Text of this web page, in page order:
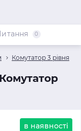
Комутатор 3 рівня
0
в наявності